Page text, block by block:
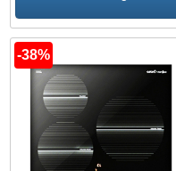
-38%